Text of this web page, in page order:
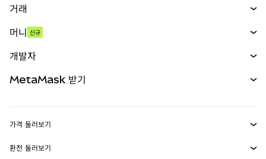
거래
무기한 선물
실물자산
머니 신규
개발자
MetaMask Connect
MetaMask 받기
가격 둘러보기
이더리움 가격
환전 둘러보기